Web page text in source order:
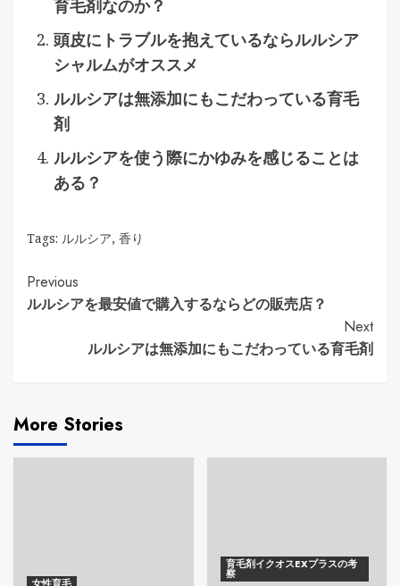
育毛剤なのか？
頭皮にトラブルを抱えているならルルシア
シャルムがオススメ
ルルシアは無添加にもこだわっている育毛
剤
ルルシアを使う際にかゆみを感じることは
ある？
Tags: ルルシア, 香り
Continue
Reading
Previous
ルルシアを最安値で購入するならどの販売店？
Next
ルルシアは無添加にもこだわっている育毛剤
More Stories
女性育毛
育毛剤イクオスEXプラスの考
察